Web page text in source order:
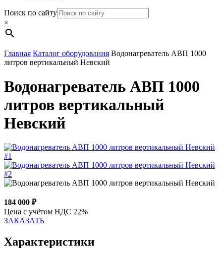
Поиск по сайту
×
Главная Каталог оборудования Водонагреватель АВП 1000
литров вертикальный Невский
Водонагреватель АВП 1000
литров вертикальный
Невский
184 000 ₽
Цена с учётом НДС 22%
ЗАКАЗАТЬ
Характеристики